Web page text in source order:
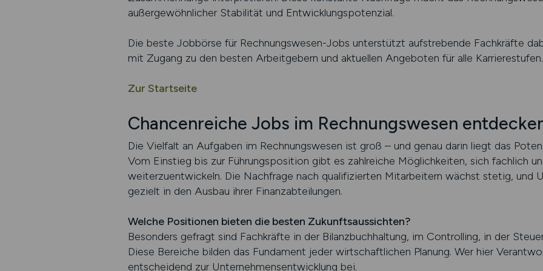
außergewöhnlicher Stabilität und Entwicklungspotenzial.
Die beste Jobbörse für Rechnungswesen-Jobs unterstützt aufstrebende Fachkräfte
mit Zugang zu den besten Arbeitgebern und aktuellen Angeboten für alle Karrierestufen.
Zur Startseite
Chancenreiche Jobs im Rechnungswesen
Die Vielfalt an Aufgaben im Rechnungswesen ist groß – und genau darin liegt das
Vom Einstieg bis zur Führungsposition gibt es zahlreiche Möglichkeiten, sich fachlich
weiterzuentwickeln. Die Nachfrage nach qualifizierten Mitarbeitern wächst stetig, und
gezielt in den Ausbau ihrer Finanzabteilungen.
Welche Positionen bieten die besten Zukunftsaussichten?
Besonders gefragt sind Fachkräfte in der Bilanzbuchhaltung, im Controlling, in der
Diese Bereiche bilden das Fundament jeder wirtschaftlichen Planung. Wer hier
entscheidend zur Unternehmensentwicklung bei.